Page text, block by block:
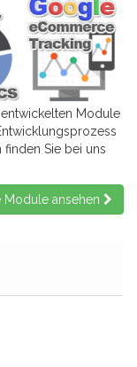
Module
Sie bei uns
Module ansehen